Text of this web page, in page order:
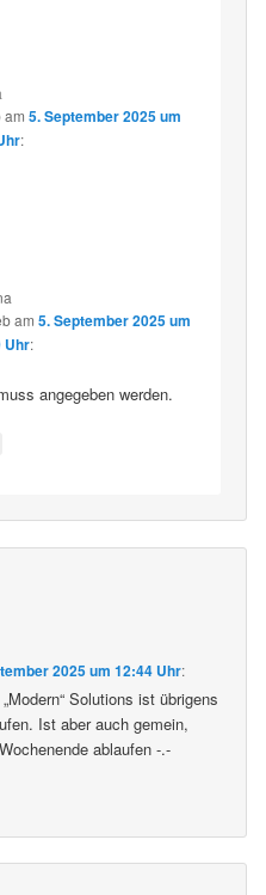
am5. September 2025 um
:
am 5. September 2025 um
Uhr:
angegeben werden.
2025 um 12:44 Uhr:
Solutions ist übrigens
Ist aber auch gemein,
ablaufen -.-